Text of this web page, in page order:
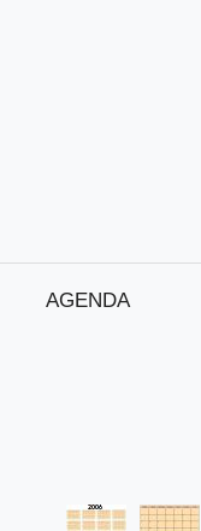
AGENDA